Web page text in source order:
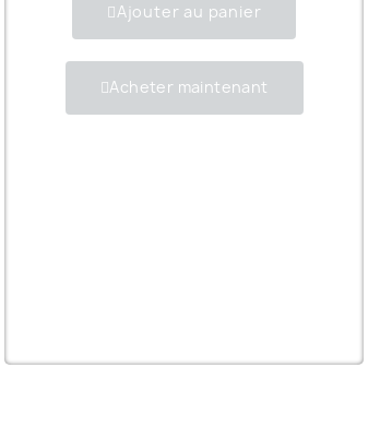
Ajouter au panier
Acheter maintenant